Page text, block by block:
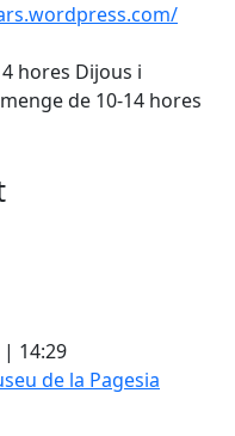
hores Dijous i
de 10-14 hores
| 14:29
de la Pagesia